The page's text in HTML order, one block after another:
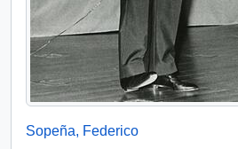
Sopeña, Federico